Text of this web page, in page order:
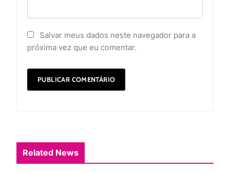
Salvar meus dados neste navegador para a
próxima vez que eu comentar.
Related News